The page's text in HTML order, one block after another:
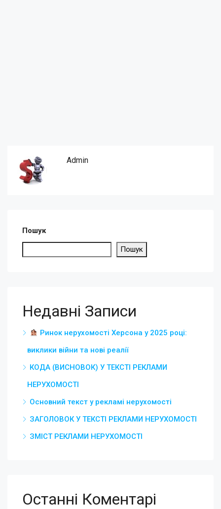
Admin
Пошук
Пошук
Недавні Записи
Ринок нерухомості Херсона у 2025 році:
виклики війни та нові реалії
КОДА (ВИСНОВОК) У ТЕКСТІ РЕКЛАМИ
НЕРУХОМОСТІ
Основний текст у рекламі нерухомості
ЗАГОЛОВОК У ТЕКСТІ РЕКЛАМИ НЕРУХОМОСТІ
ЗМІСТ РЕКЛАМИ НЕРУХОМОСТІ
Останні Коментарі